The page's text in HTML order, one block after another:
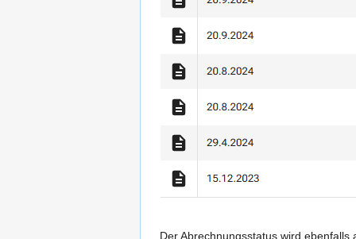
Der Abrechnungsstatus wird ebenfalls